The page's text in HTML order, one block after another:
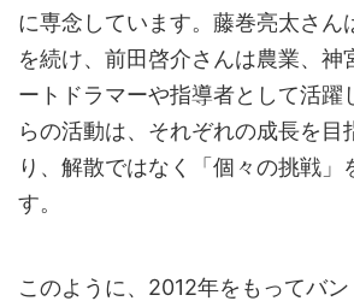
に専念しています。藤巻亮太さん
を続け、前田啓介さんは農業、神
ートドラマーや指導者として活躍
らの活動は、それぞれの成長を目
り、解散ではなく「個々の挑戦」
す。
このように、2012年をもってバン